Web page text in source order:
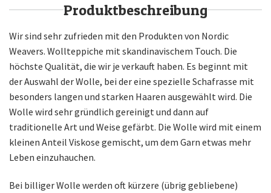
Produktbeschreibung
Wir sind sehr zufrieden mit den Produkten von Nordic
Weavers. Wollteppiche mit skandinavischem Touch. Die
höchste Qualität, die wir je verkauft haben. Es beginnt mit
der Auswahl der Wolle, bei der eine spezielle Schafrasse mit
besonders langen und starken Haaren ausgewählt wird. Die
Wolle wird sehr gründlich gereinigt und dann auf
traditionelle Art und Weise gefärbt. Die Wolle wird mit einem
kleinen Anteil Viskose gemischt, um dem Garn etwas mehr
Leben einzuhauchen.
Bei billiger Wolle werden oft kürzere (übrig gebliebene)